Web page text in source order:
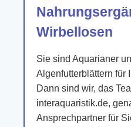
Wirbellosen
Sie sind Aquarianer
Algenfutterblättern für
Dann sind wir, das
interaquaristik.de,
Ansprechpartner für